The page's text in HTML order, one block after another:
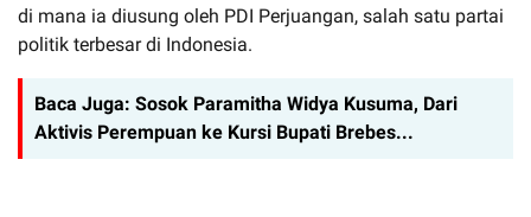
di mana ia diusung oleh PDI Perjuangan, salah satu partai
politik terbesar di Indonesia.
Baca Juga: Sosok Paramitha Widya Kusuma, Dari
Aktivis Perempuan ke Kursi Bupati Brebes...